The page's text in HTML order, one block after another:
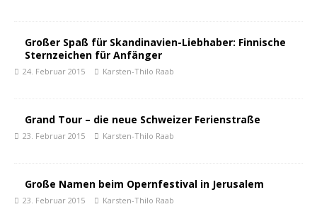
Großer Spaß für Skandinavien-Liebhaber: Finnische
Sternzeichen für Anfänger
24. Februar 2015 Karsten-Thilo Raab
Grand Tour – die neue Schweizer Ferienstraße
23. Februar 2015 Karsten-Thilo Raab
Große Namen beim Opernfestival in Jerusalem
23. Februar 2015 Karsten-Thilo Raab